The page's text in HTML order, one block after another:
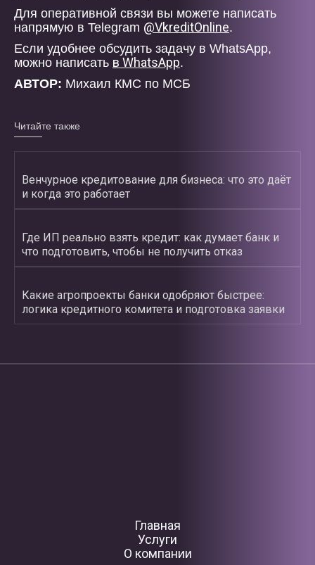
Для оперативной связи вы можете написать
напрямую в Telegram @VkreditOnline.
Если удобнее обсудить задачу в WhatsApp,
можно написать в WhatsApp.
АВТОР: Михаил КМС по МСБ
Читайте также
Венчурное кредитование для бизнеса: что это даёт
и когда это работает
Где ИП реально взять кредит: как думает банк и
что подготовить, чтобы не получить отказ
Какие агропроекты банки одобряют быстрее:
логика кредитного комитета и подготовка заявки
Главная
Услуги
О компании